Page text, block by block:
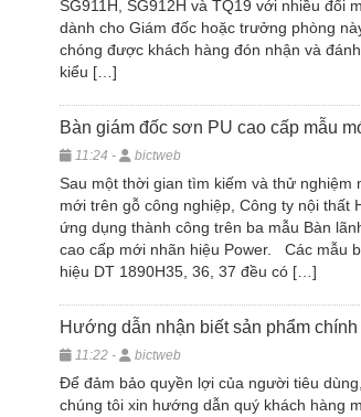
SG911H, SG912H và TQ19 với nhiều đổi
dành cho Giám đốc hoặc trưởng phòng
chóng được khách hàng đón nhận và
kiểu […]
Bàn giám đốc sơn PU cao cấp mẫu
11:24 - bictweb
Sau một thời gian tìm kiếm và thử nghiệm
mới trên gỗ công nghiệp, Công ty nội thất
ứng dụng thành công trên ba mẫu Bàn
cao cấp mới nhãn hiệu Power. Các mẫu
hiệu DT 1890H35, 36, 37 đều có […]
Hướng dẫn nhận biết sản phẩm chính
11:22 - bictweb
Để đảm bảo quyền lợi của người tiêu
chúng tôi xin hướng dẫn quý khách hàng